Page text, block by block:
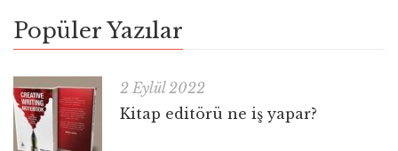
Popüler Yazılar
2 Eylül 2022
Kitap editörü ne iş yapar?